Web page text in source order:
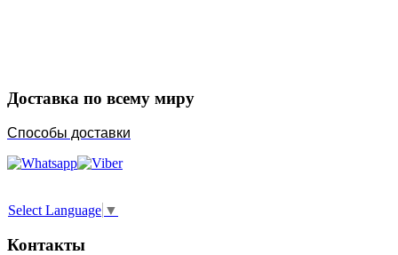
Доставка по всему миру
Способы доставки
Select Language ▼
Контакты